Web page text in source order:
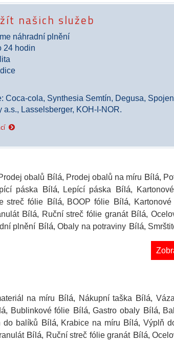
našich služeb
náhradní plnění
24 hodin
Coca-cola, Synthesia Semtín, Degusa,
a.s., Lasselsberger, KOH-I-NOR.
obalů Bílá, Prodej obalů na míru Bílá,
páskaBílá, Lepící páska Bílá,
streč fólie Bílá, BOOP fólie Bílá, Kartonové
Bílá, Ruční streč fólie granátBílá,
plněníBílá, Obaly na potraviny Bílá,
na míru Bílá, Nákupní taškaBílá,
, Bublinkové fólie Bílá, Gastro obaly Bílá,
do balíků Bílá, Krabice na míru Bílá, Výplň
Bílá, Ruční streč fólie granátBílá,